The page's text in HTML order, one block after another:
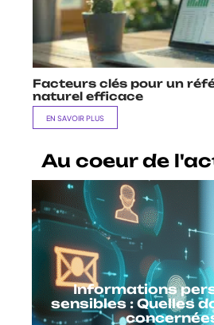
Facteurs clés pour un
naturel efficace
EN SAVOIR PLUS
Au coeur de
Informations
sensibles : Quelles